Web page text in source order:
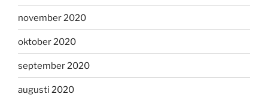
november 2020
oktober 2020
september 2020
augusti 2020